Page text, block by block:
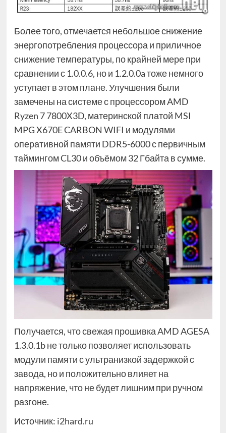
Более того, отмечается небольшое снижение
энергопотребления процессора и приличное
снижение температуры, по крайней мере при
сравнении с 1.0.0.6, но и 1.2.0.0a тоже немного
уступает в этом плане. Улучшения были
замечены на системе с процессором AMD
Ryzen 7 7800X3D, материнской платой MSI
MPG X670E CARBON WIFI и модулями
оперативной памяти DDR5-6000 с первичным
таймингом CL30 и объёмом 32 Гбайта в сумме.
Получается, что свежая прошивка AMD AGESA
1.3.0.1b не только позволяет использовать
модули памяти с ультранизкой задержкой с
завода, но и положительно влияет на
напряжение, что не будет лишним при ручном
разгоне.
Источник: i2hard.ru